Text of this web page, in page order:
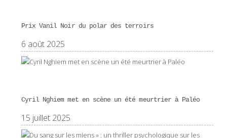
Prix Vanil Noir du polar des terroirs
6 août 2025
Cyril Nghiem met en scène un été meurtrier à Paléo
15 juillet 2025